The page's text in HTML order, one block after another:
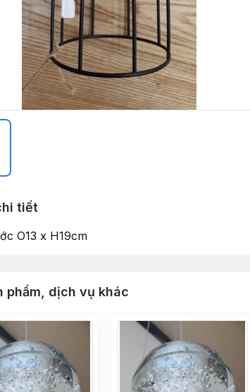
tiết
O13 x H19cm
phẩm, dịch vụ khác